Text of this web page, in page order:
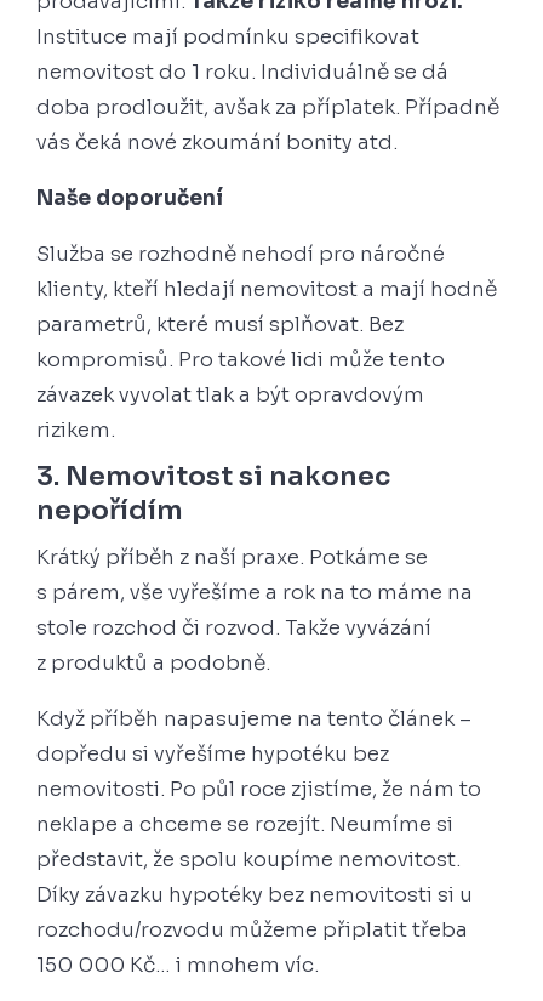
Instituce mají podmínku specifikovat
nemovitost do 1 roku. Individuálně se dá
doba prodloužit, avšak za příplatek. Případně
vás čeká nové zkoumání bonity atd.
Naše doporučení
Služba se rozhodně nehodí pro náročné
klienty, kteří hledají nemovitost a mají hodně
parametrů, které musí splňovat. Bez
kompromisů. Pro takové lidi může tento
závazek vyvolat tlak a být opravdovým
rizikem.
3. Nemovitost si nakonec
nepořídím
Krátký příběh z naší praxe. Potkáme se
s párem, vše vyřešíme a rok na to máme na
stole rozchod či rozvod. Takže vyvázání
z produktů a podobně.
Když příběh napasujeme na tento článek –
dopředu si vyřešíme hypotéku bez
nemovitosti. Po půl roce zjistíme, že nám to
neklape a chceme se rozejít. Neumíme si
představit, že spolu koupíme nemovitost.
Díky závazku hypotéky bez nemovitosti si u
rozchodu/rozvodu můžeme připlatit třeba
150 000 Kč… i mnohem víc.